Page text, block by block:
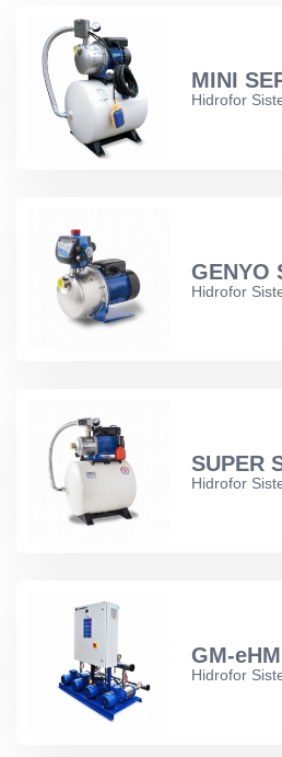
MINI
Hidrofor
GENYO
Hidrofor
SUPER
Hidrofor
GM-
Hidrofor